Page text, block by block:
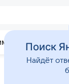
Гадания
Поиск
Найдёт